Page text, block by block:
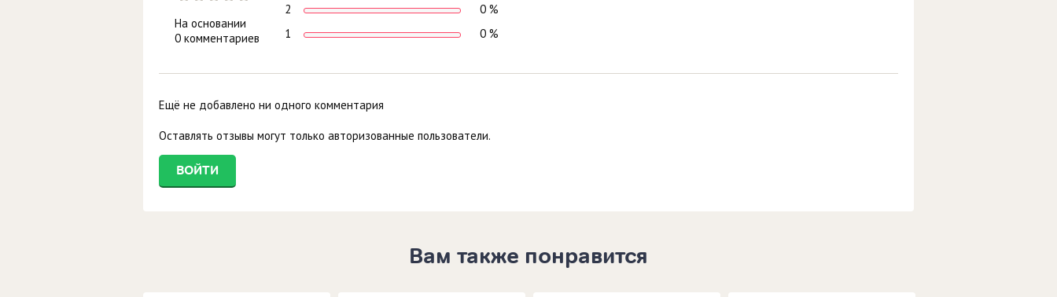
На основании
0 комментариев
2
0 %
1
0 %
Ещё не добавлено ни одного комментария
Оставлять отзывы могут только авторизованные пользователи.
ВОЙТИ
Вам также понравится